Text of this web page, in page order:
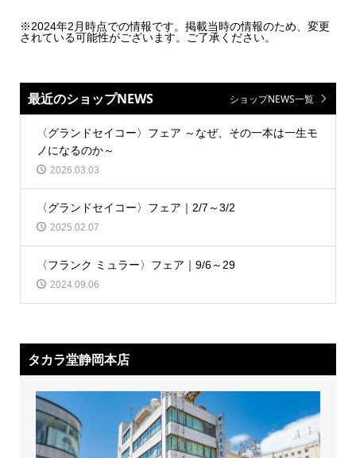
※2024年2月時点での情報です。掲載当時の情報のため、変更
されている可能性がございます。ご了承ください。
最近のショップNEWS ショップNEWS一覧
〈グランドセイコー〉フェア ～なぜ、その一本は一生モ
ノになるのか～
2026.03.03
〈グランドセイコー〉フェア｜2/7～3/2
2025.02.07
〈フランク ミュラー〉フェア｜9/6～29
2024.09.06
タカラ堂静岡本店